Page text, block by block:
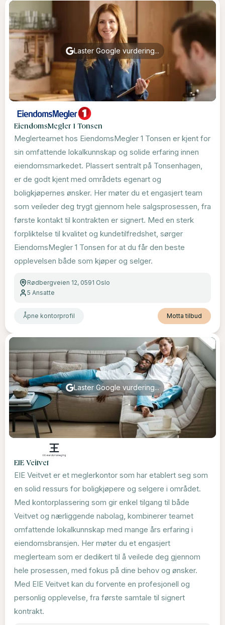
Laster Google vurdering...
EiendomsMegler 1 Tonsen
Meglerteamet hos EiendomsMegler 1 Tonsen er kjent for
sin omfattende lokalkunnskap og solide erfaring innen
eiendomsmarkedet. Plassert sentralt på Tonsenhagen,
er de godt kjent med områdets egenart og
boligkjøpernes ønsker. Her møter du et engasjert team
som veileder deg trygt gjennom hele salgsprosessen, fra
første kontakt til kontrakten er signert. Med en sterk
forpliktelse til kvalitet og kundetilfredshet, sørger
EiendomsMegler 1 Tonsen for at du får den beste
opplevelsen både som kjøper og selger.
Rødbergveien 12, 0591 Oslo
5 Ansatte
Åpne kontorprofil Motta tilbud
Laster Google vurdering...
EIE Veitvet
EIE Veitvet er et meglerkontor som har etablert seg som
en solid ressurs for boligkjøpere og selgere i området.
Med kontorplassering som gir enkel tilgang til både
Veitvet og nærliggende nabolag, kombinerer teamet
omfattende lokalkunnskap med mange års erfaring i
eiendomsbransjen. Her møter du et engasjert
meglerteam som er dedikert til å veilede deg gjennom
hele prosessen, med fokus på dine behov og ønsker.
Med EIE Veitvet kan du forvente en profesjonell og
personlig opplevelse, fra første samtale til signert
kontrakt.